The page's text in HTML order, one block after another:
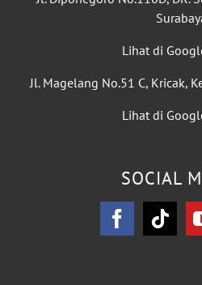
Lihat di
Jl. Magelang No.51 C, Kricak,
Lihat di
SOCIAL